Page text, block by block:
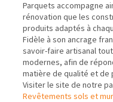
Parquets accompagne
rénovation que les
produits adaptés à
Fidèle à son ancrage
savoir-faire artisanal
modernes, afin de
matière de qualité et de
Visiter le site de notre
Revêtements sols et